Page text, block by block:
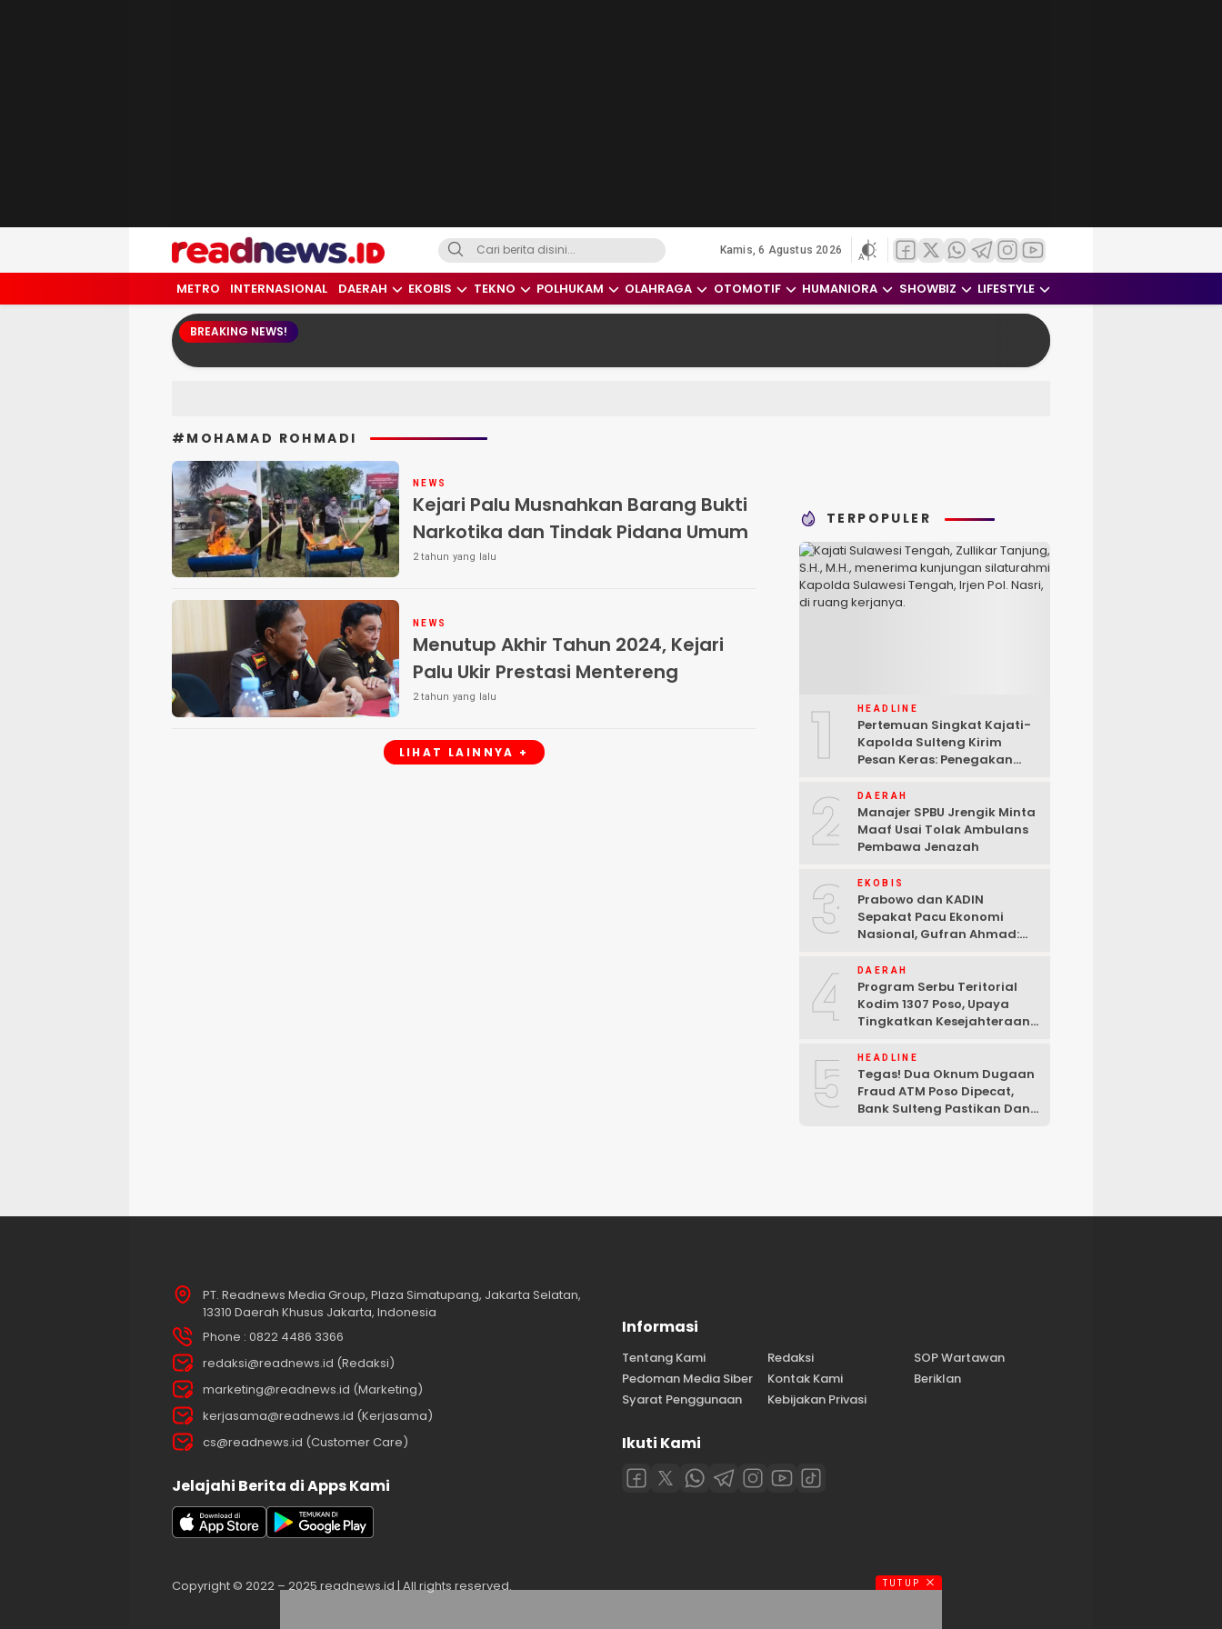
readnews.id
Berita Terkini, Update Terbaru Hari ini dari Indonesia dan Dunia
Kamis, 6 Agustus 2026
METRO INTERNASIONAL DAERAH EKOBIS TEKNO POLHUKAM OLAHRAGA OTOMOTIF HUMANIORA SHOWBIZ LIFESTYLE
BREAKING NEWS!
#MOHAMAD ROHMADI
NEWS
Kejari Palu Musnahkan Barang Bukti
Narkotika dan Tindak Pidana Umum
2 tahun yang lalu
NEWS
Menutup Akhir Tahun 2024, Kejari
Palu Ukir Prestasi Mentereng
2 tahun yang lalu
LIHAT LAINNYA +
TERPOPULER
1 HEADLINE
Pertemuan Singkat Kajati-
Kapolda Sulteng Kirim
Pesan Keras: Penegakan
2 DAERAH
Manajer SPBU Jrengik Minta
Maaf Usai Tolak Ambulans
Pembawa Jenazah
3 EKOBIS
Prabowo dan KADIN
Sepakat Pacu Ekonomi
Nasional, Gufran Ahmad:
4 DAERAH
Program Serbu Teritorial
Kodim 1307 Poso, Upaya
Tingkatkan Kesejahteraan
5 HEADLINE
Tegas! Dua Oknum Dugaan
Fraud ATM Poso Dipecat,
Bank Sulteng Pastikan Dana
PT. Readnews Media Group, Plaza Simatupang, Jakarta Selatan,
13310 Daerah Khusus Jakarta, Indonesia
Phone : 0822 4486 3366
redaksi@readnews.id (Redaksi)
marketing@readnews.id (Marketing)
kerjasama@readnews.id (Kerjasama)
cs@readnews.id (Customer Care)
Jelajahi Berita di Apps Kami
Informasi
Tentang Kami Redaksi
SOP Wartawan
Pedoman Media Siber
Kontak Kami
Beriklan
Syarat Penggunaan
Kebijakan Privasi
Ikuti Kami
Copyright © 2022 – 2025 readnews.id | All rights reserved. TUTUP